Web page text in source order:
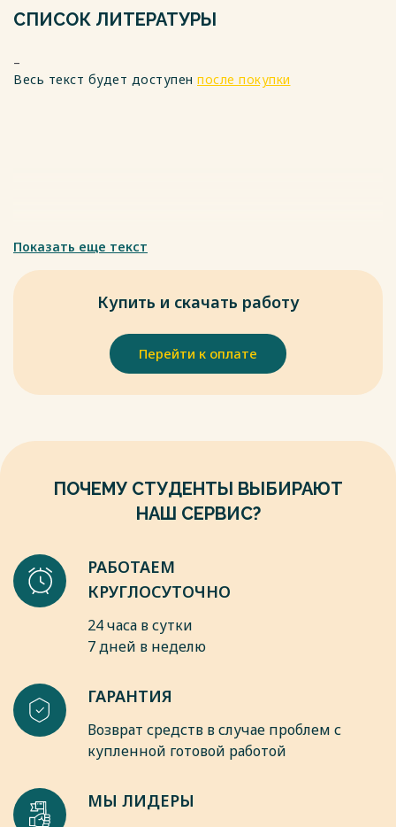
2. Самооценка и мотивация
в необходимости получать признание сверстников и
взрослых. Если ребенку кажется, что он некомпетентен или
СПИСОК ЛИТЕРАТУРЫ
–
Весь текст будет доступен после покупки
Показать еще текст
Купить и скачать работу
Перейти к оплате
ПОЧЕМУ СТУДЕНТЫ ВЫБИРАЮТ
НАШ СЕРВИС?
РАБОТАЕМ
КРУГЛОСУТОЧНО
24 часа в сутки
7 дней в неделю
ГАРАНТИЯ
Возврат средств в случае проблем с
купленной готовой работой
МЫ ЛИДЕРЫ